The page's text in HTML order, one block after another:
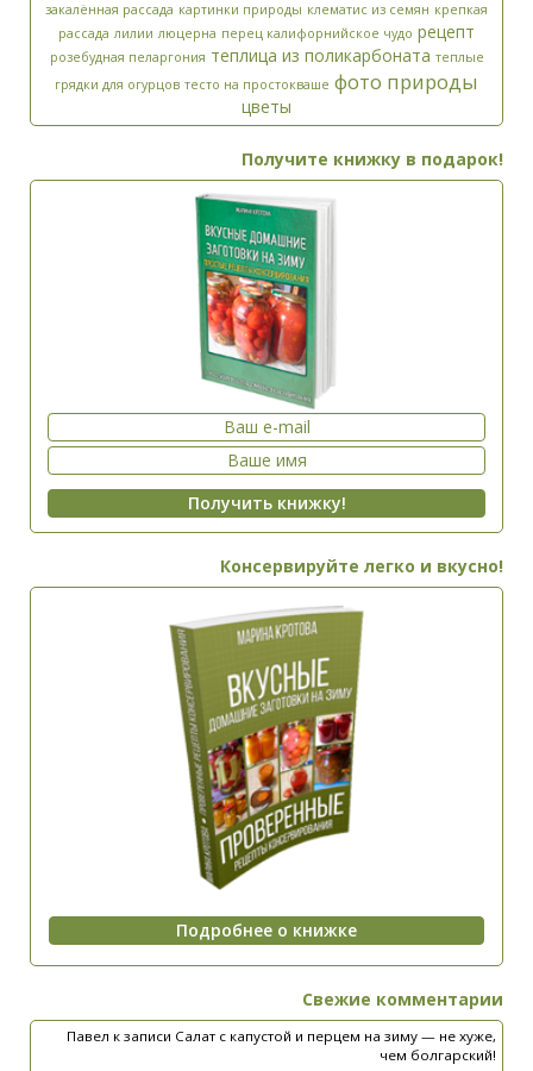
закалённая рассада картинки природы клематис из семян крепкая
рассада лилии люцерна перец калифорнийское чудо рецепт
розебудная пеларгония теплица из поликарбоната теплые
грядки для огурцов тесто на простокваше фото природы
цветы
Получите книжку в подарок!
Консервируйте легко и вкусно!
Свежие комментарии
Павел к записи Салат с капустой и перцем на зиму — не хуже,
чем болгарский!